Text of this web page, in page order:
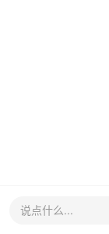
说点什么...